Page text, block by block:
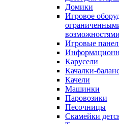
Домики
Игровое
возможностями
Игровые
Карусели
Качалки-
Качели
Машинки
Паровозики
Песочницы
Скамейки